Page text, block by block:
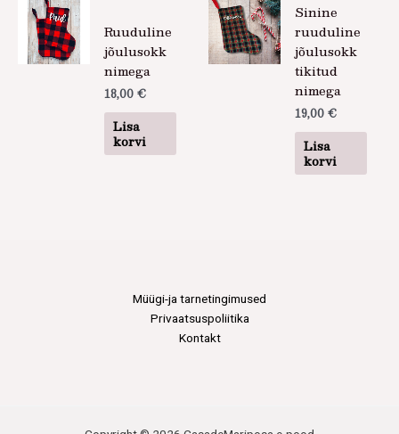
Ruuduline
jõulusokk
nimega
18,00 €
Lisa
korvi
Sinine
ruuduline
jõulusokk
tikitud
nimega
19,00 €
Lisa
korvi
Müügi-ja tarnetingimused
Privaatsuspoliitika
Kontakt